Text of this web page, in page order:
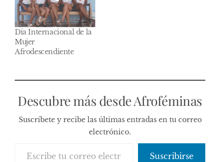
Día Internacional de la
Mujer
Afrodescendiente
Descubre más desde Afroféminas
Suscríbete y recibe las últimas entradas en tu correo
electrónico.
Suscribirse